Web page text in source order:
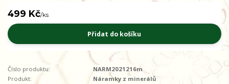
499 Kč/ks
Přidat do košíku
Číslo produktu:
NARM2021216m
Produkt:
Náramky z minerálů